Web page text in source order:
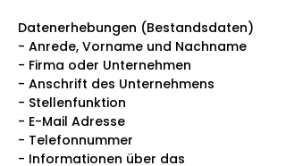
Datenerhebungen (Bestandsdaten)
- Anrede, Vorname und Nachname
- Firma oder Unternehmen
- Anschrift des Unternehmens
- Stellenfunktion
- E-Mail Adresse
- Telefonnummer
- Informationen über das